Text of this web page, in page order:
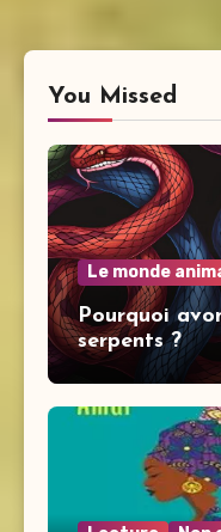
You Missed
Le monde
Pourquoi
serpents ?